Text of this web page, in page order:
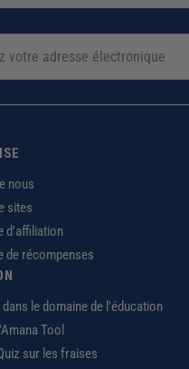
nous
sites
d'affiliation
de récompenses
dans le domaine de l'éducation
Tool
sur les fraises